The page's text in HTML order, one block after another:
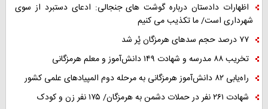
اظهارات دادستان درباره گوشت های جنجالی: ادعای دستبرد از سوی
شهرداری است/ ما تکذیب می کنیم
۷۷ درصد حجم سدهای هرمزگان پُر شد
تخریب ۸۸ مدرسه و شهادت ۱۴۹ دانش‌آموز و معلم هرمزگانی
راه‌یابی ۸۲ دانش‌آموز هرمزگانی به مرحله دوم المپیادهای علمی کشور
شهادت ۲۶۱ نفر در حملات دشمن به هرمزگان/ ۱۷۵ نفر زن و کودک